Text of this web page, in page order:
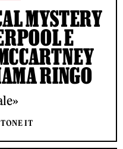
MYSTERY
E
RINGO
IT